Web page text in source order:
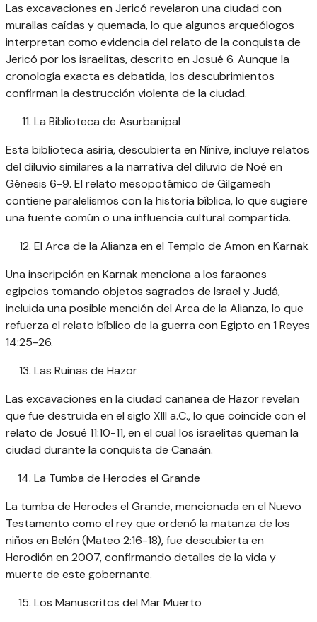
Las excavaciones en Jericó revelaron una ciudad con
murallas caídas y quemada, lo que algunos arqueólogos
interpretan como evidencia del relato de la conquista de
Jericó por los israelitas, descrito en Josué 6. Aunque la
cronología exacta es debatida, los descubrimientos
confirman la destrucción violenta de la ciudad.
La Biblioteca de Asurbanipal
Esta biblioteca asiria, descubierta en Nínive, incluye relatos
del diluvio similares a la narrativa del diluvio de Noé en
Génesis 6-9. El relato mesopotámico de Gilgamesh
contiene paralelismos con la historia bíblica, lo que sugiere
una fuente común o una influencia cultural compartida.
El Arca de la Alianza en el Templo de Amon en Karnak
Una inscripción en Karnak menciona a los faraones
egipcios tomando objetos sagrados de Israel y Judá,
incluida una posible mención del Arca de la Alianza, lo que
refuerza el relato bíblico de la guerra con Egipto en 1 Reyes
14:25-26.
Las Ruinas de Hazor
Las excavaciones en la ciudad cananea de Hazor revelan
que fue destruida en el siglo XIII a.C., lo que coincide con el
relato de Josué 11:10-11, en el cual los israelitas queman la
ciudad durante la conquista de Canaán.
La Tumba de Herodes el Grande
La tumba de Herodes el Grande, mencionada en el Nuevo
Testamento como el rey que ordenó la matanza de los
niños en Belén (Mateo 2:16-18), fue descubierta en
Herodión en 2007, confirmando detalles de la vida y
muerte de este gobernante.
Los Manuscritos del Mar Muerto